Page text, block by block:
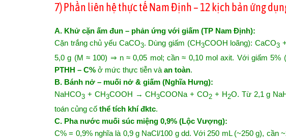
7) Phần liên hệ thực tế Nam Định – 12 kịch bản ứng
A. Khử cặn ấm đun – phản ứng với giấm (TP Nam Định):
Cặn trắng chủ yếu CaCO3. Dùng giấm (CH3COOH loãng): CaCO3
5,0 g (M ≈ 100) ⇒ n ≈ 0,05 mol; cần ≈ 0,10 mol axit. Với giấm
PTHH – C% ở mức thực tiễn và an toàn.
B. Bánh nở – muối nở & giấm (Nghĩa Hưng):
NaHCO3 + CH3COOH → CH3COONa + CO2 + H2O. Từ 2,1 g
toán củng cố thể tích khí đktc.
C. Pha nước muối súc miệng 0,9% (Lộc Vượng):
C% = 0,9% nghĩa là 0,9 g NaCl/100 g dd. Với 250 mL (~250 g), cần